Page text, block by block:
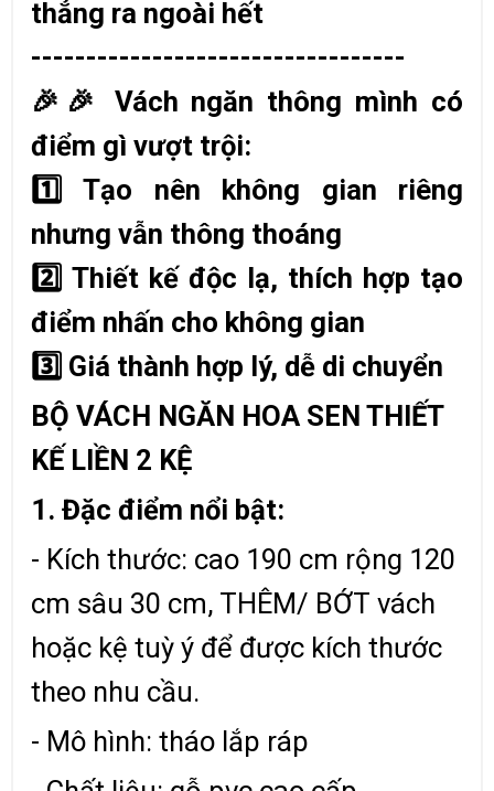
thẳng ra ngoài hết
----------------------------------
🎉🎉
Vách ngăn thông mình có
điểm gì vượt trội:
1️ Tạo nên không gian riêng
nhưng vẫn thông thoáng
2️ Thiết kế độc lạ, thích hợp tạo
điểm nhấn cho không gian
3️ Giá thành hợp lý, dễ di chuyển
BỘ VÁCH NGĂN HOA SEN THIẾT
KẾ LIỀN 2 KỆ
1. Đặc điểm nổi bật:
- Kích thước: cao 190 cm rộng 120
cm sâu 30 cm, THÊM/ BỚT vách
hoặc kệ tuỳ ý để được kích thước
theo nhu cầu.
- Mô hình: tháo lắp ráp